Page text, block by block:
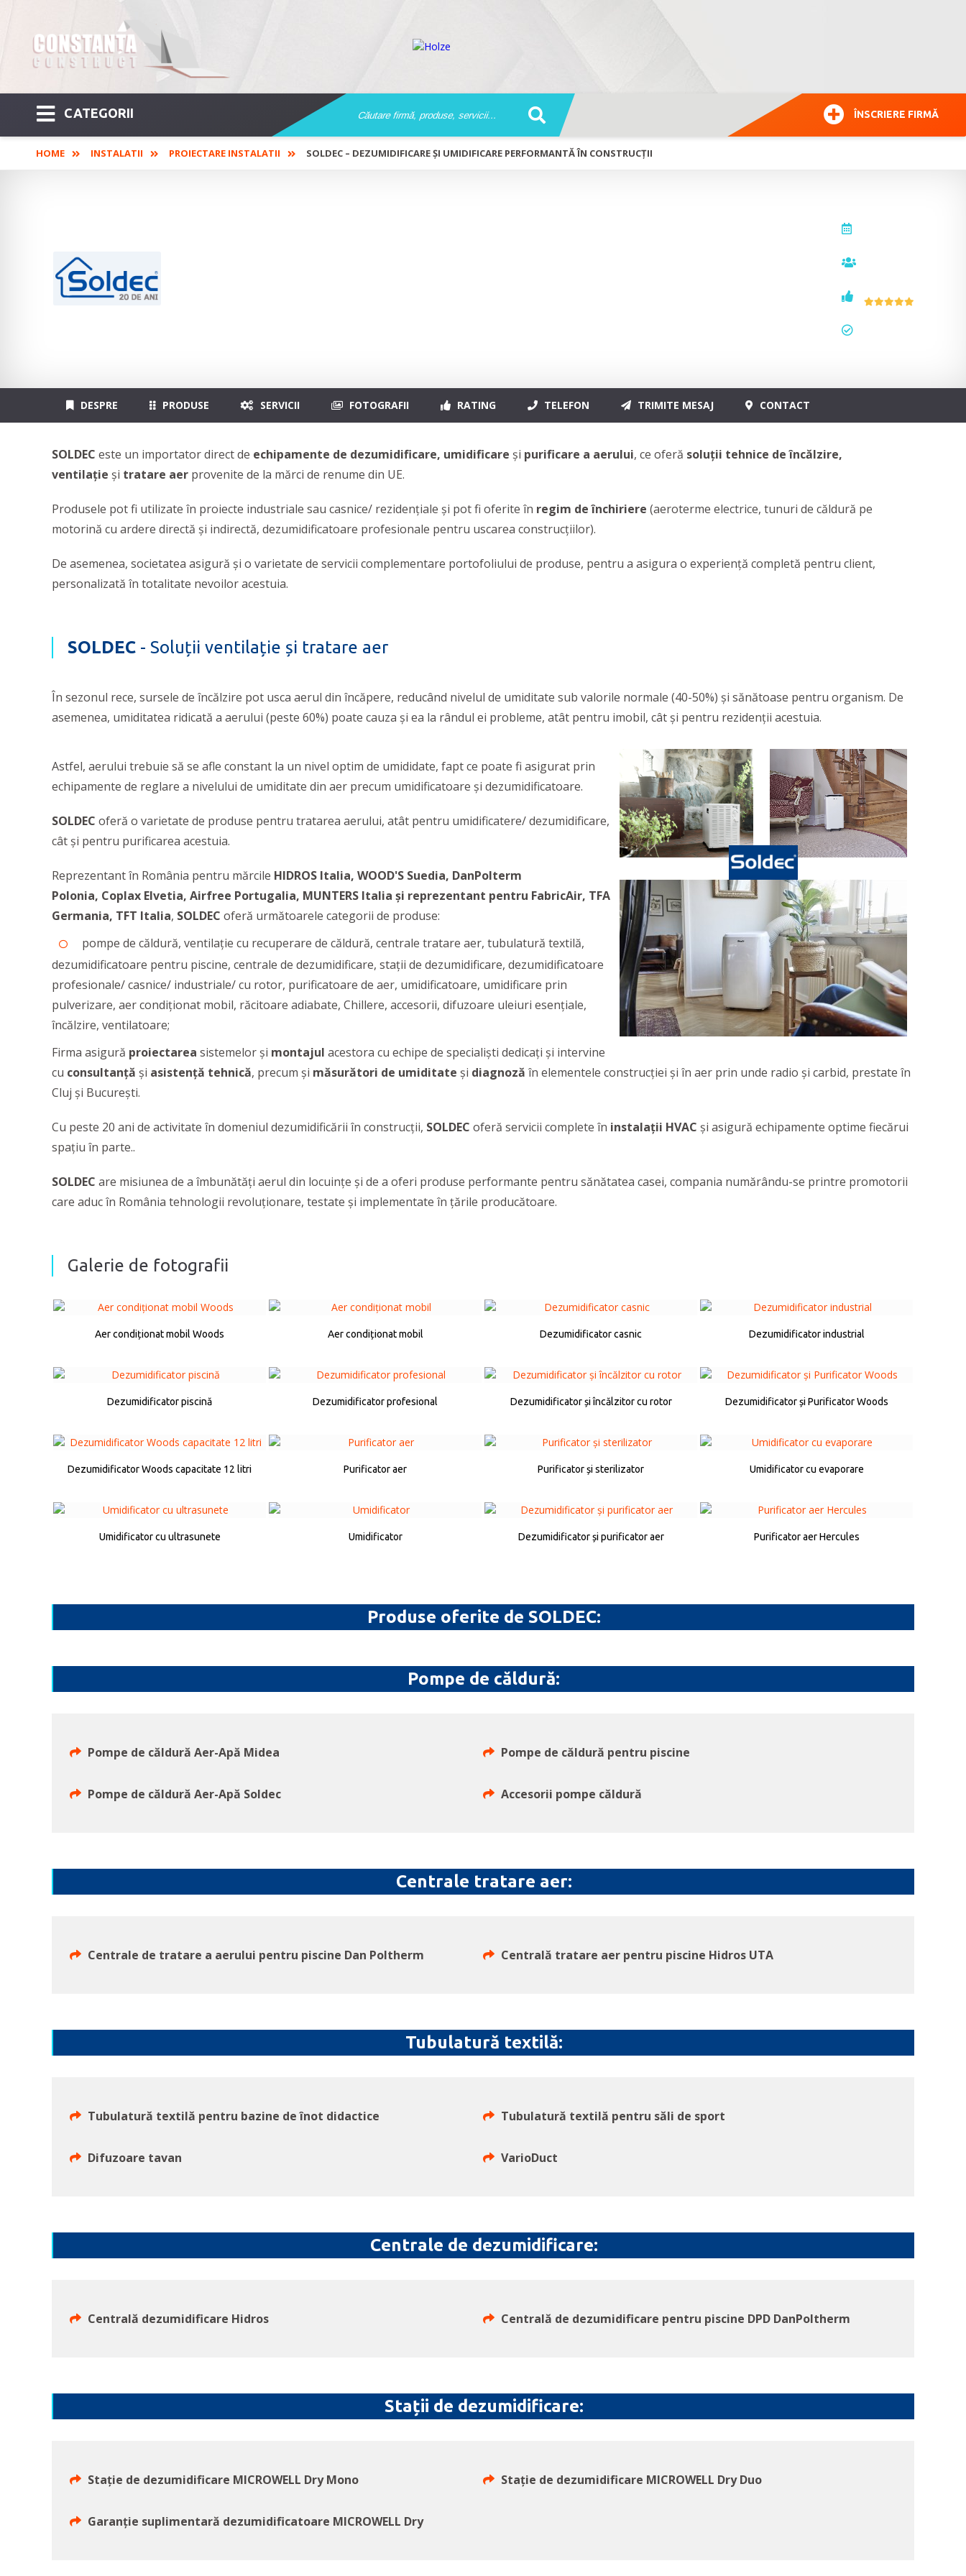
CATEGORII ÎNSCRIERE FIRMĂ
HOME INSTALATII PROIECTARE INSTALATII SOLDEC – DEZUMIDIFICARE ȘI UMIDIFICARE PERFORMANTĂ ÎN CONSTRUCȚII
DESPRE PRODUSE SERVICII FOTOGRAFII RATING TELEFON TRIMITE MESAJ CONTACT
SOLDEC este un importator direct de echipamente de dezumidificare, umidificare și purificare a aerului, ce oferă soluții tehnice deîncălzire,
ventilație și tratare aer provenite de la mărci de renume din UE.
Produsele pot fi utilizate în proiecte industriale sau casnice/ rezidențiale și pot fi oferite în regim de închiriere (aeroterme electrice, tunuri de căldură pe
motorină cu ardere directă și indirectă, dezumidificatoare profesionale pentru uscarea construcțiilor).
De asemenea, societatea asigură și o varietate de servicii complementare portofoliului de produse, pentru a asigura o experiență completă pentru client,
personalizată în totalitate nevoilor acestuia.
SOLDEC - Soluții ventilație și tratare aer
În sezonul rece, sursele de încălzire pot usca aerul din încăpere, reducând nivelul de umiditate sub valorile normale (40-50%) și sănătoase pentru organism. De
asemenea, umiditatea ridicată a aerului (peste 60%) poate cauza și ea la rândul ei probleme, atât pentru imobil, cât și pentru rezidenții acestuia.
Astfel, aerului trebuie să se afle constant la un nivel optim de umididate, fapt ce poate fi asigurat prin
echipamente de reglare a nivelului de umiditate din aer precum umidificatoare și dezumidificatoare.
SOLDEC oferă o varietate de produse pentru tratarea aerului, atât pentru umidificatere/ dezumidificare,
cât și pentru purificarea acestuia.
Reprezentant în România pentru mărcile HIDROS Italia, WOOD'S Suedia, DanPolterm
Polonia, Coplax Elvetia, Airfree Portugalia, MUNTERS Italia și reprezentant pentru FabricAir, TFA
Germania, TFT Italia, SOLDEC oferă următoarele categorii de produse:
pompe de căldură, ventilație cu recuperare de căldură, centrale tratare aer, tubulatură textilă,
dezumidificatoare pentru piscine, centrale de dezumidificare, stații de dezumidificare, dezumidificatoare
profesionale/ casnice/ industriale/ cu rotor, purificatoare de aer, umidificatoare, umidificare prin
pulverizare, aer condiționat mobil, răcitoare adiabate, Chillere, accesorii, difuzoare uleiuri esențiale,
încălzire, ventilatoare;
Firma asigură proiectarea sistemelor și montajul acestora cu echipe de specialiști dedicați și intervine
cu consultanță și asistență tehnică, precum și măsurători de umiditate și diagnoză în elementele construcției și în aer prin unde radio și carbid, prestate în
Cluj și București.
Cu peste 20 ani de activitate în domeniul dezumidificării în construcții, SOLDEC oferă servicii complete în instalații HVAC și asigură echipamente optime fiecărui
spațiu în parte..
SOLDEC are misiunea de a îmbunătăți aerul din locuințe și de a oferi produse performante pentru sănătatea casei, compania numărându-se printre promotorii
care aduc în România tehnologii revoluționare, testate și implementate în țările producătoare.
Galerie de fotografii
Aer condiționat mobil Woods Aer condiționat mobil Dezumidificator casnic Dezumidificator industrial
Dezumidificator piscină Dezumidificator profesional Dezumidificator și încălzitor cu rotor Dezumidificator și Purificator Woods
Dezumidificator Woods capacitate 12 litri Purificator aer Purificator și sterilizator Umidificator cu evaporare
Umidificator cu ultrasunete Umidificator Dezumidificator și purificator aer Purificator aer Hercules
Produse oferite de SOLDEC:
Pompe de căldură:
Pompe de căldură Aer-Apă Midea Pompe de căldură pentru piscine
Pompe de căldură Aer-Apă Soldec Accesorii pompe căldură
Centrale tratare aer:
Centrale de tratare a aerului pentru piscine Dan Poltherm Centrală tratare aer pentru piscine Hidros UTA
Tubulatură textilă:
Tubulatură textilă pentru bazine de înot didactice Tubulatură textilă pentru săli de sport
Difuzoare tavan VarioDuct
Centrale de dezumidificare:
Centrală dezumidificare Hidros Centrală de dezumidificare pentru piscine DPD DanPoltherm
Stații de dezumidificare:
Stație de dezumidificare MICROWELL Dry Mono Stație de dezumidificare MICROWELL Dry Duo
Garanție suplimentară dezumidificatoare MICROWELL Dry